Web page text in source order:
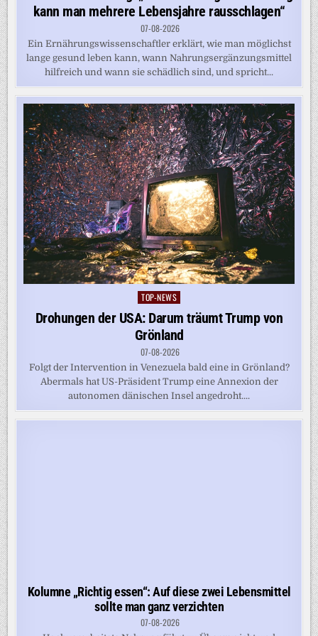
kann man mehrere Lebensjahre rausschlagen“
07-08-2026
Ein Ernährungswissenschaftler erklärt, wie man möglichst
lange gesund leben kann, wann Nahrungsergänzungsmittel
hilfreich und wann sie schädlich sind, und spricht...
Posted
in
TOP-NEWS
Drohungen der USA: Darum träumt Trump von
Grönland
07-08-2026
Folgt der Intervention in Venezuela bald eine in Grönland?
Abermals hat US-Präsident Trump eine Annexion der
autonomen dänischen Insel angedroht....
Kolumne „Richtig essen“: Auf diese zwei Lebensmittel
sollte man ganz verzichten
07-08-2026